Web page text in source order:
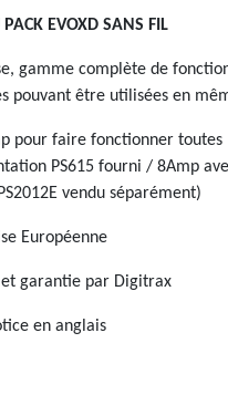
EVOXD SANS FIL
gamme complète de
pouvant être utilisées en
pour faire fonctionner toutes
PS615 fourni / 8Amp
vendu séparément)
Européenne
et garantie par Digitrax
en anglais